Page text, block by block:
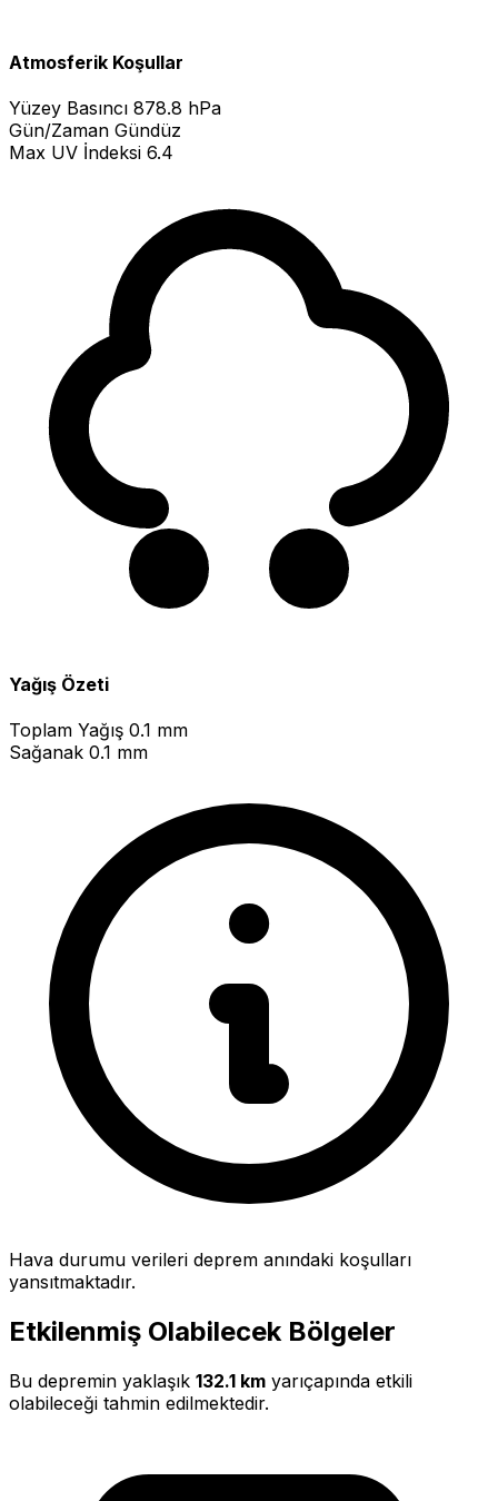
Atmosferik Koşullar
Yüzey Basıncı 878.8 hPa
Gün/Zaman Gündüz
Max UV İndeksi 6.4
Yağış Özeti
Toplam Yağış 0.1 mm
Sağanak 0.1 mm
Hava durumu verileri deprem anındaki koşulları
yansıtmaktadır.
Etkilenmiş Olabilecek Bölgeler
Bu depremin yaklaşık 132.1 km yarıçapında etkili
olabileceği tahmin edilmektedir.